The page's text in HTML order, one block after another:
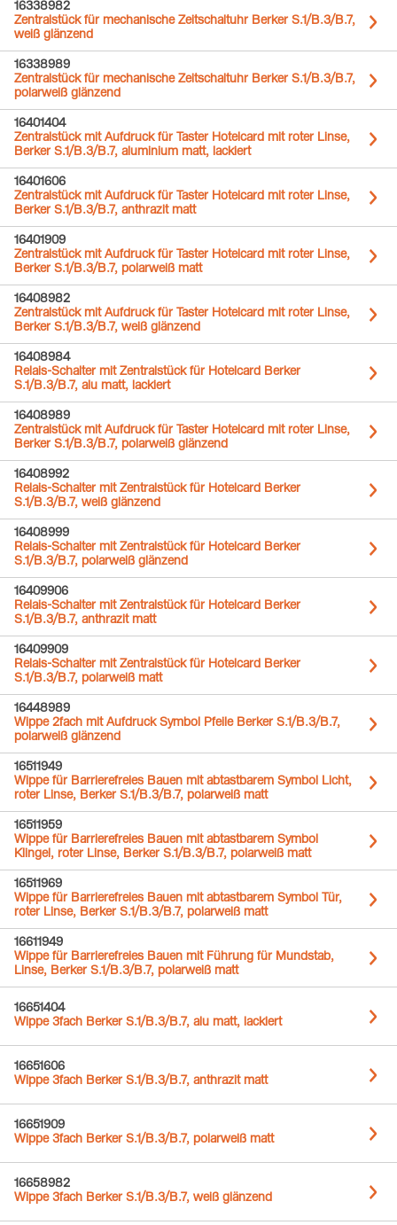
16338982
Zentralstück für mechanische Zeitschaltuhr Berker S.1/B.3/B.7,
weiß glänzend
16338989
Zentralstück für mechanische Zeitschaltuhr Berker S.1/B.3/B.7,
polarweiß glänzend
16401404
Zentralstück mit Aufdruck für Taster Hotelcard mit roter Linse,
Berker S.1/B.3/B.7, aluminium matt, lackiert
16401606
Zentralstück mit Aufdruck für Taster Hotelcard mit roter Linse,
Berker S.1/B.3/B.7, anthrazit matt
16401909
Zentralstück mit Aufdruck für Taster Hotelcard mit roter Linse,
Berker S.1/B.3/B.7, polarweiß matt
16408982
Zentralstück mit Aufdruck für Taster Hotelcard mit roter Linse,
Berker S.1/B.3/B.7, weiß glänzend
16408984
Relais-Schalter mit Zentralstück für Hotelcard Berker
S.1/B.3/B.7, alu matt, lackiert
16408989
Zentralstück mit Aufdruck für Taster Hotelcard mit roter Linse,
Berker S.1/B.3/B.7, polarweiß glänzend
16408992
Relais-Schalter mit Zentralstück für Hotelcard Berker
S.1/B.3/B.7, weiß glänzend
16408999
Relais-Schalter mit Zentralstück für Hotelcard Berker
S.1/B.3/B.7, polarweiß glänzend
16409906
Relais-Schalter mit Zentralstück für Hotelcard Berker
S.1/B.3/B.7, anthrazit matt
16409909
Relais-Schalter mit Zentralstück für Hotelcard Berker
S.1/B.3/B.7, polarweiß matt
16448989
Wippe 2fach mit Aufdruck Symbol Pfeile Berker S.1/B.3/B.7,
polarweiß glänzend
16511949
Wippe für Barrierefreies Bauen mit abtastbarem Symbol Licht,
roter Linse, Berker S.1/B.3/B.7, polarweiß matt
16511959
Wippe für Barrierefreies Bauen mit abtastbarem Symbol
Klingel, roter Linse, Berker S.1/B.3/B.7, polarweiß matt
16511969
Wippe für Barrierefreies Bauen mit abtastbarem Symbol Tür,
roter Linse, Berker S.1/B.3/B.7, polarweiß matt
16611949
Wippe für Barrierefreies Bauen mit Führung für Mundstab,
Linse, Berker S.1/B.3/B.7, polarweiß matt
16651404
Wippe 3fach Berker S.1/B.3/B.7, alu matt, lackiert
16651606
Wippe 3fach Berker S.1/B.3/B.7, anthrazit matt
16651909
Wippe 3fach Berker S.1/B.3/B.7, polarweiß matt
16658982
Wippe 3fach Berker S.1/B.3/B.7, weiß glänzend